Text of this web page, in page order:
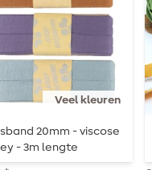
Veel kleuren
20mm - viscose
- 3m lengte